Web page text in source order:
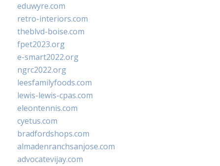
eduwyre.com
retro-interiors.com
theblvd-boise.com
fpet2023.org
e-smart2022.org
ngrc2022.org
leesfamilyfoods.com
lewis-lewis-cpas.com
eleontennis.com
cyetus.com
bradfordshops.com
almadenranchsanjose.com
advocatevijay.com